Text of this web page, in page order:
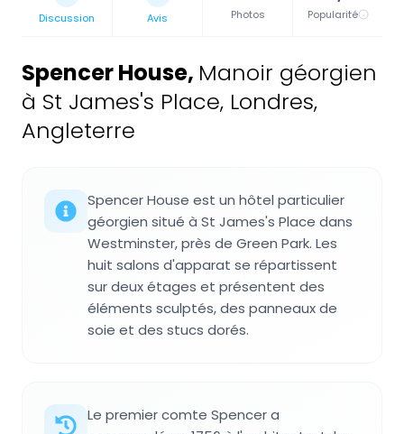
Discussion Avis Photos Popularité
Spencer House, Manoir géorgien
à St James's Place, Londres,
Angleterre
Spencer House est un hôtel particulier
géorgien situé à St James's Place dans
Westminster, près de Green Park. Les
huit salons d'apparat se répartissent
sur deux étages et présentent des
éléments sculptés, des panneaux de
soie et des stucs dorés.
Le premier comte Spencer a